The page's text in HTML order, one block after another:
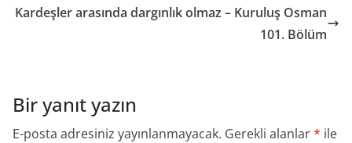
Kardeşler arasında dargınlık olmaz – Kuruluş Osman
101. Bölüm
Bir yanıt yazın
E-posta adresiniz yayınlanmayacak. Gerekli alanlar* ile